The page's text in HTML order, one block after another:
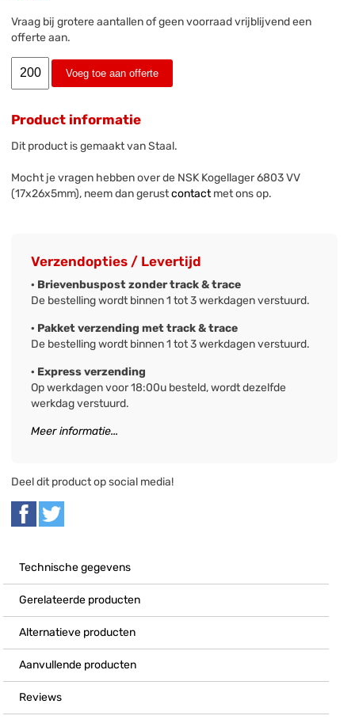
Vraag bij grotere aantallen of geen voorraad vrijblijvend een
offerte aan.
Voeg toe aan offerte
Product informatie
Dit product is gemaakt van Staal.
Mocht je vragen hebben over de NSK Kogellager 6803 VV
(17x26x5mm), neem dan gerustcontactmet ons op.
Verzendopties / Levertijd
· Brievenbuspost zonder track & trace
De bestelling wordt binnen 1 tot 3 werkdagen verstuurd.
· Pakket verzending met track & trace
De bestelling wordt binnen 1 tot 3 werkdagen verstuurd.
· Express verzending
Op werkdagen voor 18:00u besteld, wordt dezelfde
werkdag verstuurd.
Meer informatie...
Deel dit product op social media!
Technische gegevens
Gerelateerde producten
Alternatieve producten
Aanvullende producten
Reviews